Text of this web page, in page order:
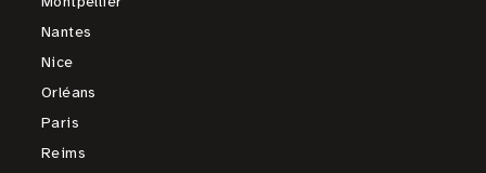
Nantes
Nice
Orléans
Paris
Reims